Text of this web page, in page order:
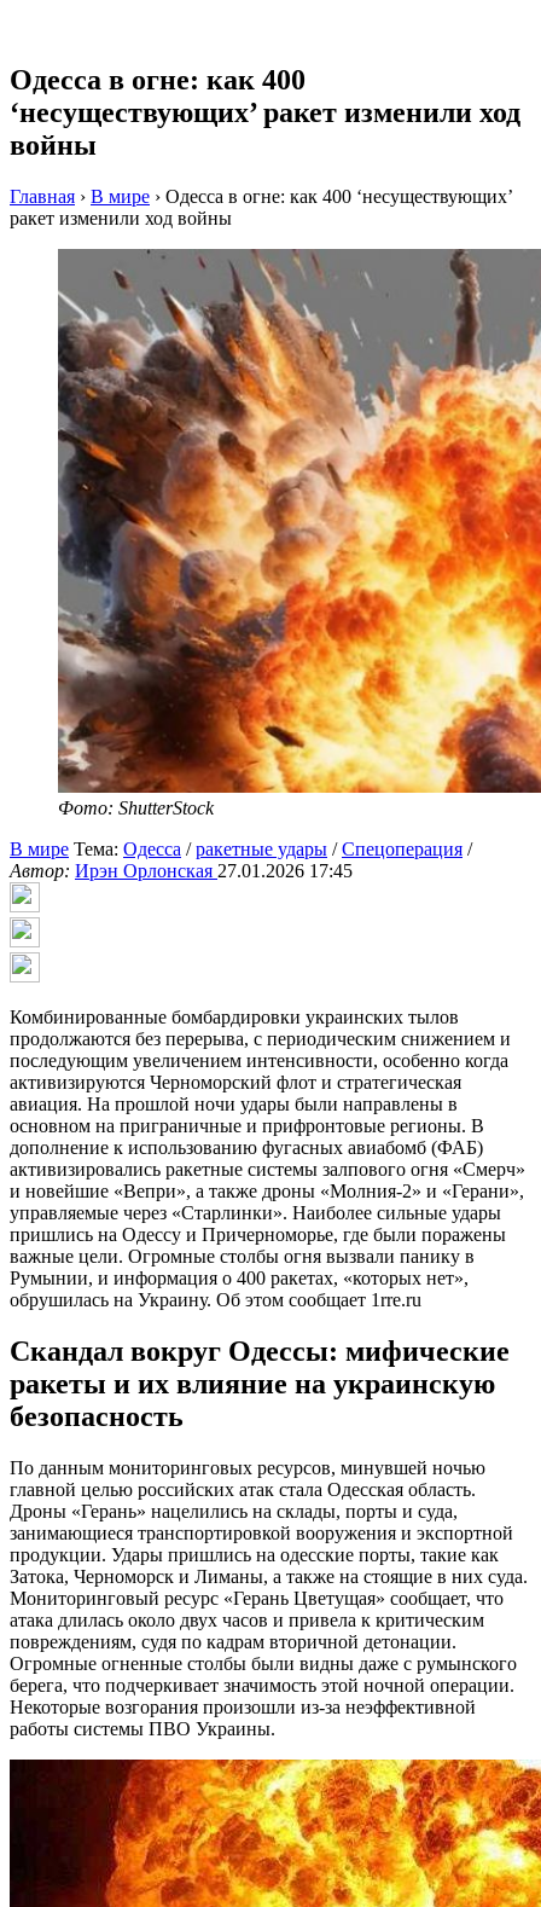
Одесса в огне: как 400
‘несуществующих’ ракет изменили ход
войны
Главная › В мире › Одесса в огне: как 400 ‘несуществующих’
ракет изменили ход войны
Фото: ShutterStock
В мире Тема: Одесса /ракетные удары /Спецоперация /
Автор: Ирэн Орлонская 27.01.2026 17:45
Комбинированные бомбардировки украинских тылов
продолжаются без перерыва, с периодическим снижением и
последующим увеличением интенсивности, особенно когда
активизируются Черноморский флот и стратегическая
авиация. На прошлой ночи удары были направлены в
основном на приграничные и прифронтовые регионы. В
дополнение к использованию фугасных авиабомб (ФАБ)
активизировались ракетные системы залпового огня «Смерч»
и новейшие «Вепри», а также дроны «Молния-2» и «Герани»,
управляемые через «Старлинки». Наиболее сильные удары
пришлись на Одессу и Причерноморье, где были поражены
важные цели. Огромные столбы огня вызвали панику в
Румынии, и информация о 400 ракетах, «которых нет»,
обрушилась на Украину. Об этом сообщает 1rre.ru
Скандал вокруг Одессы: мифические
ракеты и их влияние на украинскую
безопасность
По данным мониторинговых ресурсов, минувшей ночью
главной целью российских атак стала Одесская область.
Дроны «Герань» нацелились на склады, порты и суда,
занимающиеся транспортировкой вооружения и экспортной
продукции. Удары пришлись на одесские порты, такие как
Затока, Черноморск и Лиманы, а также на стоящие в них суда.
Мониторинговый ресурс «Герань Цветущая» сообщает, что
атака длилась около двух часов и привела к критическим
повреждениям, судя по кадрам вторичной детонации.
Огромные огненные столбы были видны даже с румынского
берега, что подчеркивает значимость этой ночной операции.
Некоторые возгорания произошли из-за неэффективной
работы системы ПВО Украины.